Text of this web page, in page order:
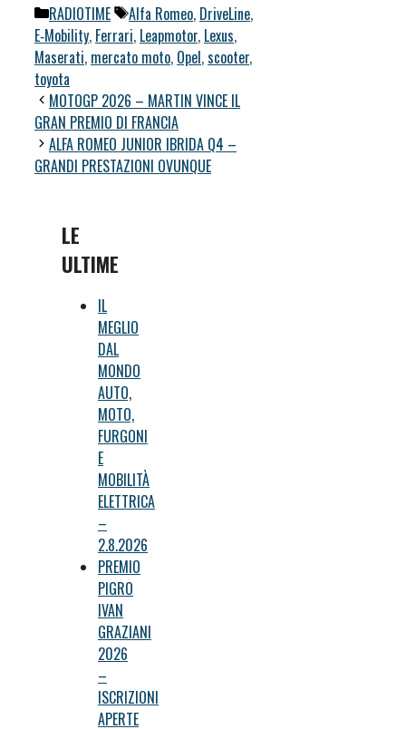
Categorie
RADIOTIME Tag
Alfa Romeo, DriveLine,
E‑Mobility, Ferrari, Leapmotor, Lexus,
Maserati, mercato moto, Opel,scooter,
toyota
MOTOGP 2026 – MARTIN VINCE IL
GRAN PREMIO DI FRANCIA
ALFA ROMEO JUNIOR IBRIDA Q4 –
GRANDI PRESTAZIONI OVUNQUE
LE
ULTIME
IL
MEGLIO
DAL
MONDO
AUTO,
MOTO,
FURGONI
E
MOBILITÀ
ELETTRICA
–
2.8.2026
PREMIO
PIGRO
IVAN
GRAZIANI
2026
–
ISCRIZIONI
APERTE